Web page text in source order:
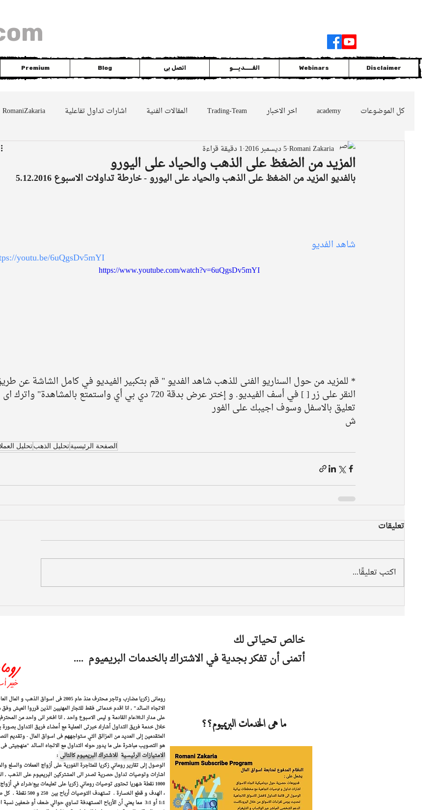
Premium Blog اتصل بى الفــــديـــو Webinars Disclaimer
كل الموضوعات academy اخر الاخبار Trading-Team المقالات الفنية اشارات تداول تفاعلية RomaniZakaria
التداول مع الاتجاه السائد oil
Dowjones
المزيد من الضغظ على الذهب والحياد على اليورو
Romani Zakaria5 ديسمبر 2016 1 دقيقة قراءة
بالفديو المزيد من الضغظ على الذهب والحياد على اليورو - خارطة تداولات الاسبوع 5.12.2016
شاهد الفديو
youtu.be/6uQgsDv5mYI
https://www.youtube.com/watch?v=6uQgsDv5mYI
* للمزيد من حول السناريو الفنى للذهب شاهد الفديو " قم بتكبير الفيديو في كامل الشاشة عن
النقر على زر [ ] في أسف الفيديو. و إختر عرض بدقة 720 دي بي أي واستمتع بالمشاهدة" واترك اى
تعليق بالاسفل وسوف اجيبك على الفور
ش
الصفحة الرئيسيةتحليل الذهبتحليل
تعليقات
اكتب تعليقًا...
خالص تحياتى لك
أتمنى أن تفكر بجدية في الاشتراك بالخدمات البريميوم ....
رومانى زكريا مضارب وتاجر محترف منذ عام
الاتجاه السائد" , ​انا اقدم خدماتى فقط للتجار المهنيين الذين قرروا العيش
على مدار الـــ30عام القادمة و ليس الاسبوع واحد , انا افخر انى
خلال خدمة فريق التداول أشارك خبرتى العملية مع أعضاء فريق التداول بصورة
المتقدمين إلى العديد من المزالق التي ستواجههم فى اسواق المال - وتقديم
هو التصويب مباشرة على ما يدور حوله التداول مع الاتجاه السائد "منهجيتى
الامتيازات الرئيسية للاشتراك البريميوم كالتالى :
الوصول إلى تقارير روماني زكريا للمتاجرة الفورية على أزواج العملات والسلع
اشارات وتوصيات تداول حصرية تصدر الى المشتركين البريميوم على الذهب ,
1000 نقطة شهريا تحتوى توصيات روماني زكريا على تعليمات بيع/شراء في
، الهدف و قطع الخسارة
1:1 أو 3:1 مما يعني أن الأرباح المستهدفة تساوي حوالي ضعف أو ضعفين نسبة المخاطرة .
ما هى الخدمات البريميوم؟؟